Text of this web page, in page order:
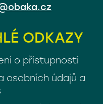
ODKAZY
o přístupnosti
osobních údajů a